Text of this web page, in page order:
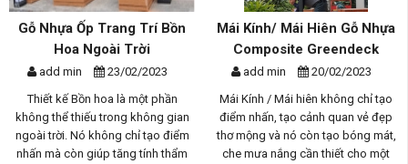
Gỗ Nhựa Ốp Trang Trí Bồn
Hoa Ngoài Trời
add min
23/02/2023
Thiết kế Bồn hoa là một phần
không thể thiếu trong không gian
ngoài trời. Nó không chỉ tạo điểm
nhấn mà còn giúp tăng tính thẩm
Mái Kính/ Mái Hiên Gỗ Nhựa
Composite Greendeck
add min
20/02/2023
Mái Kính / Mái hiên không chỉ tạo
điểm nhấn, tạo cảnh quan vẻ đẹp
thơ mộng và nó còn tạo bóng mát,
che mưa nắng cần thiết cho một